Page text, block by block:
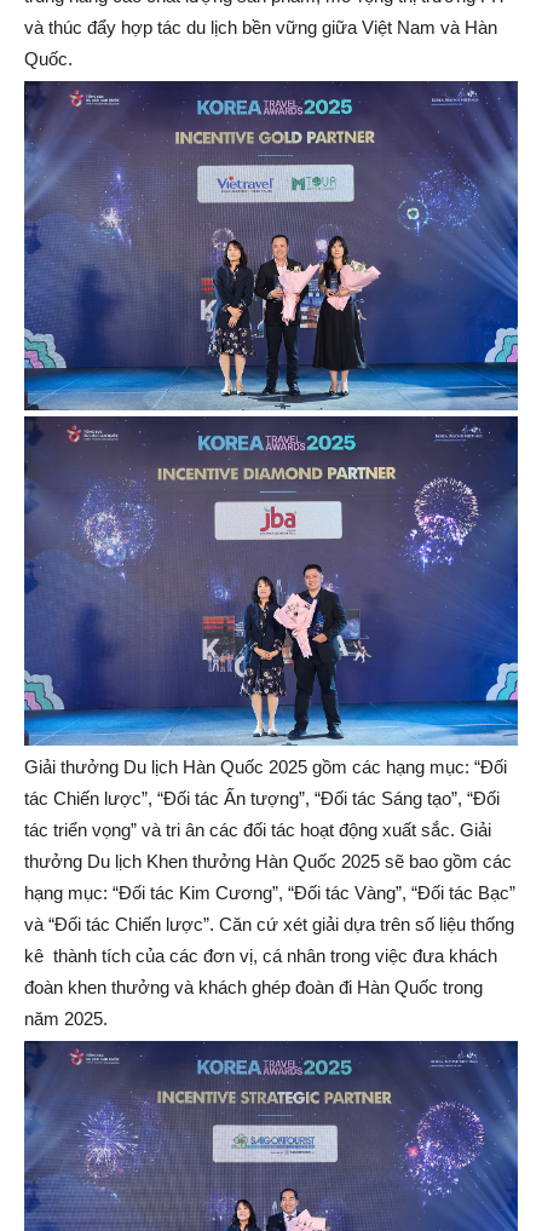
và thúc đẩy hợp tác du lịch bền vững giữa Việt Nam và Hàn
Quốc.
Giải thưởng Du lịch Hàn Quốc 2025 gồm các hạng mục: “Đối
tác Chiến lược”, “Đối tác Ấn tượng”, “Đối tác Sáng tạo”, “Đối
tác triển vọng” và tri ân các đối tác hoạt động xuất sắc. Giải
thưởng Du lịch Khen thưởng Hàn Quốc 2025 sẽ bao gồm các
hạng mục: “Đối tác Kim Cương”, “Đối tác Vàng”, “Đối tác Bạc”
và “Đối tác Chiến lược”. Căn cứ xét giải dựa trên số liệu thống
kê thành tích của các đơn vị, cá nhân trong việc đưa khách
đoàn khen thưởng và khách ghép đoàn đi Hàn Quốc trong
năm 2025.